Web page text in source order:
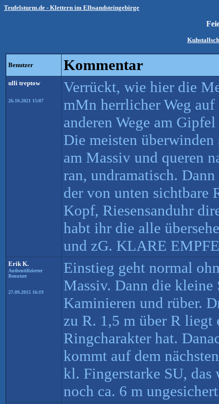
Teufelsturm.de - Klettern im Elbsandsteingebirge
Benutzer Kommentar
ulli treptow
26.10.2021 15:07
Verrückt, wie hier die
mMn herrlicher Weg
anderen Wege am
Die meisten
am Massiv und queren
ran, undramatisch.
der von unten sichtbare
Kopf, Riesensanduhr
habt ihr die alle
und zG. KLARE
Erik K.
Authentifizierter
Benutzer
27.09.2015 16:19
Einstieg geht normal
Massiv. Dann die kleine
Kaminieren und rüber.
zu R. 1,5 m über R
Ringcharakter hat.
kommt auf dem
kl. Fingerstarke SU, das
noch ca. 6 m